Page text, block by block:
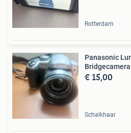
Rotterdam
Panasonic
€ 15,00
Schalkhaar